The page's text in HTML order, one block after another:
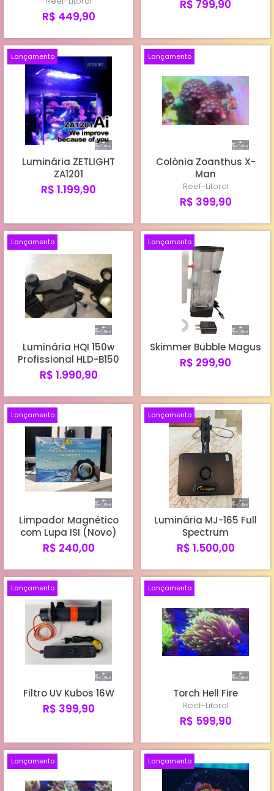
R$ 449,90
R$ 799,90
Lançamento
Luminária ZETLIGHT
ZA1201
R$ 1.199,90
Lançamento
Colônia Zoanthus X-
Man
Reef-Litoral
R$ 399,90
Lançamento
Luminária HQI 150w
Profissional HLD-B150
R$ 1.990,90
Lançamento
Skimmer Bubble Magus
R$ 299,90
Lançamento
Limpador Magnético
com Lupa ISI (Novo)
R$ 240,00
Lançamento
Luminária MJ-165 Full
Spectrum
R$ 1.500,00
Lançamento
Filtro UV Kubos 16W
R$ 399,90
Lançamento
Torch Hell Fire
Reef-Litoral
R$ 599,90
Lançamento Lançamento